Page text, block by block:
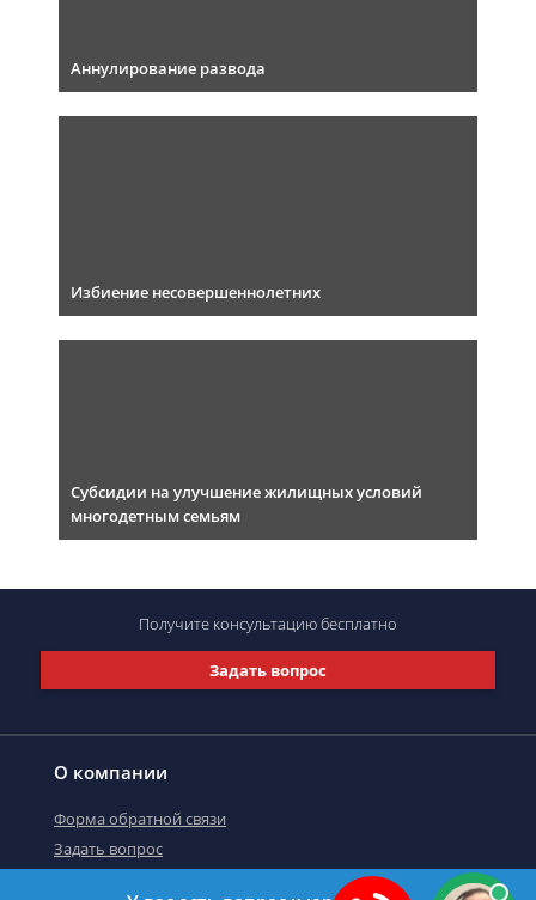
Аннулирование развода
Избиение несовершеннолетних
Субсидии на улучшение жилищных условий
многодетным семьям
О компании
Форма обратной связи
Задать вопрос
Задать вопрос
Получите консультациюбесплатно